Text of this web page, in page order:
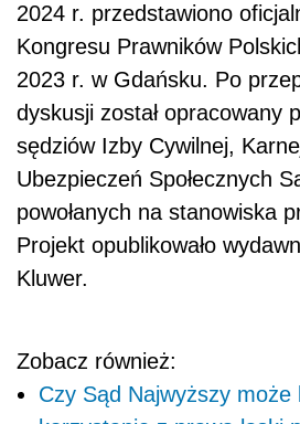
2024 r. przedstawiono
Kongresu Prawników
2023 r. w Gdańsku. Po
dyskusji został opracowany
sędziów Izby Cywilnej,
Ubezpieczeń Społecznych
powołanych na stanowiska
Projekt opublikowało
Kluwer.
Zobacz również:
Czy Sąd Najwyższy może